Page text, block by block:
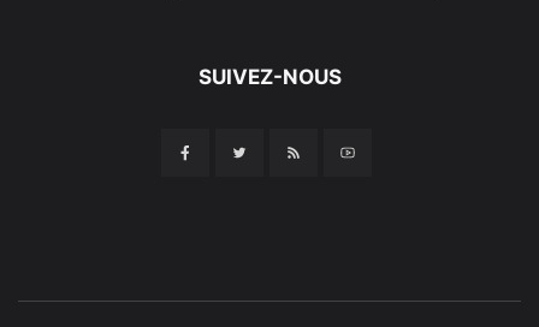
SUIVEZ-NOUS